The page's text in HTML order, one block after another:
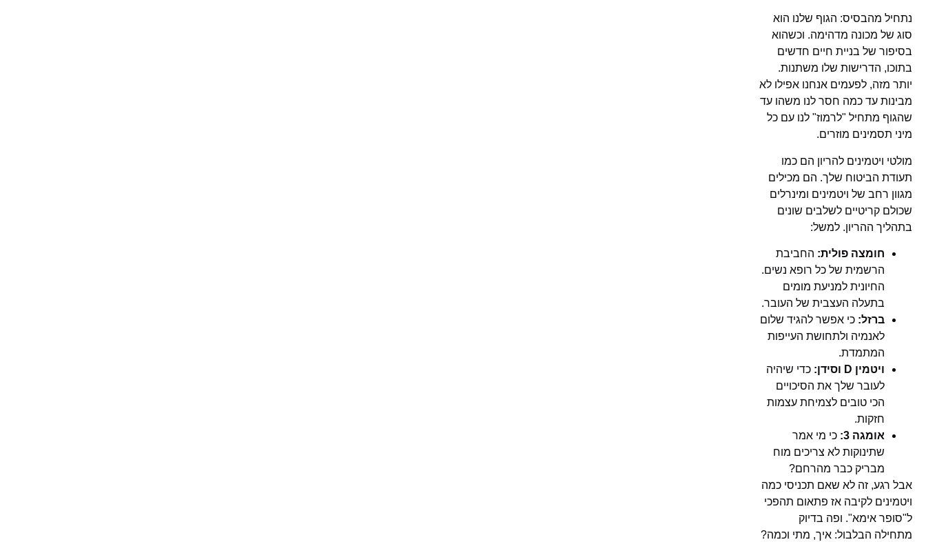
נתחיל מהבסיס: הגוף שלנו הוא
סוג של מכונה מדהימה. וכשהוא
בסיפור של בניית חיים חדשים
בתוכו, הדרישות שלו משתנות.
יותר מזה, לפעמים אנחנו אפילו לא
מבינות עד כמה חסר לנו משהו עד
שהגוף מתחיל "לרמוז" לנו עם כל
מיני תסמינים מוזרים.
מולטי ויטמינים להריון הם כמו
תעודת הביטוח שלך. הם מכילים
מגוון רחב של ויטמינים ומינרלים
שכולם קריטיים לשלבים שונים
בתהליך ההריון. למשל:
חומצה פולית: החביבת
הרשמית של כל רופא נשים.
החיונית למניעת מומים
בתעלה העצבית של העובר.
ברזל: כי אפשר להגיד שלום
לאנמיה ולתחושת העייפות
המתמדת.
ויטמין D וסידן:
כדי שיהיה
לעובר שלך את הסיכויים
הכי טובים לצמיחת עצמות
חזקות.
אומגה 3:
כי מי אמר
שתינוקות לא צריכים מוח
מבריק כבר מהרחם?
אבל רגע, זה לא שאם תכניסי כמה
ויטמינים לקיבה אז פתאום תהפכי
ל"סופר אימא". ופה בדיוק
מתחילה הבלבול: איך, מתי וכמה?